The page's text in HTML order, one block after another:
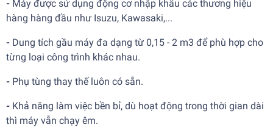
- Máy được sử dụng động cơ nhập khẩu các thương hiệu
hàng hàng đầu như Isuzu, Kawasaki,...
- Dung tích gầu máy đa dạng từ 0,15 - 2 m3 để phù hợp cho
từng loại công trình khác nhau.
- Phụ tùng thay thế luôn có sẵn.
- Khả năng làm việc bền bỉ, dù hoạt động trong thời gian dài
thì máy vẫn chạy êm.